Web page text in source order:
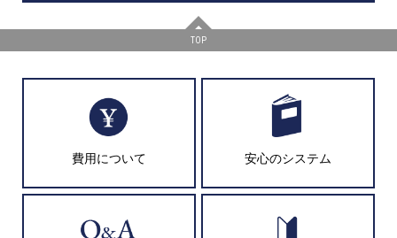
TOP
費用について 安心のシステム